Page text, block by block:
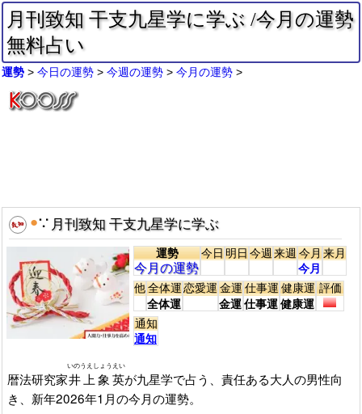
月刊致知 干支九星学に学ぶ /今月の運勢
無料占い
運勢 今日の運勢 今週の運勢 今月の運勢
●∵ 月刊致知 干支九星学に学ぶ
運勢
今月の運勢
今日明日今週来週今月
今月
来月
他全体運
全体運
恋愛運金運
金運
仕事運
仕事運
健康運
健康運
評価
通知
通知
暦法研究家井上象英
いのうえしょうえい
が九星学で占う、責任ある大人の男性向
き、新年2026年1月の今月の運勢。